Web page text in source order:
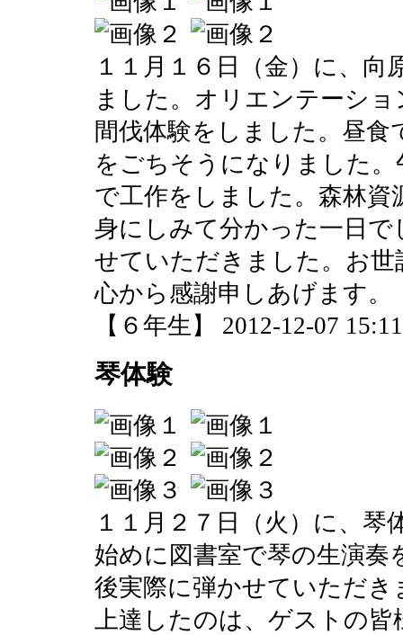
１１月１６日（金）に、
ました。オリエンテーシ
間伐体験をしました。昼
をごちそうになりました
で工作をしました。森林
身にしみて分かった一日
せていただきました。お
心から感謝申しあげます。
【６年生】 2012-12-07
琴体験
１１月２７日（火）に、
始めに図書室で琴の生演
後実際に弾かせていただ
上達したのは、ゲストの